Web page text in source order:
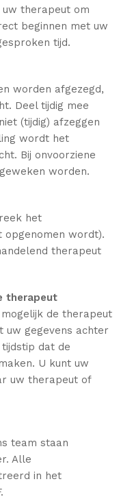
therapeut om
beginnen met uw
tijd.
worden afgezegd,
Deel tijdig mee
(tijdig) afzeggen
wordt het
Bij onvoorziene
worden.
het
opgenomen wordt).
therapeut
therapeut
de therapeut
uw gegevens achter
dat de
U kunt uw
uw therapeut of
team staan
Alle
in het